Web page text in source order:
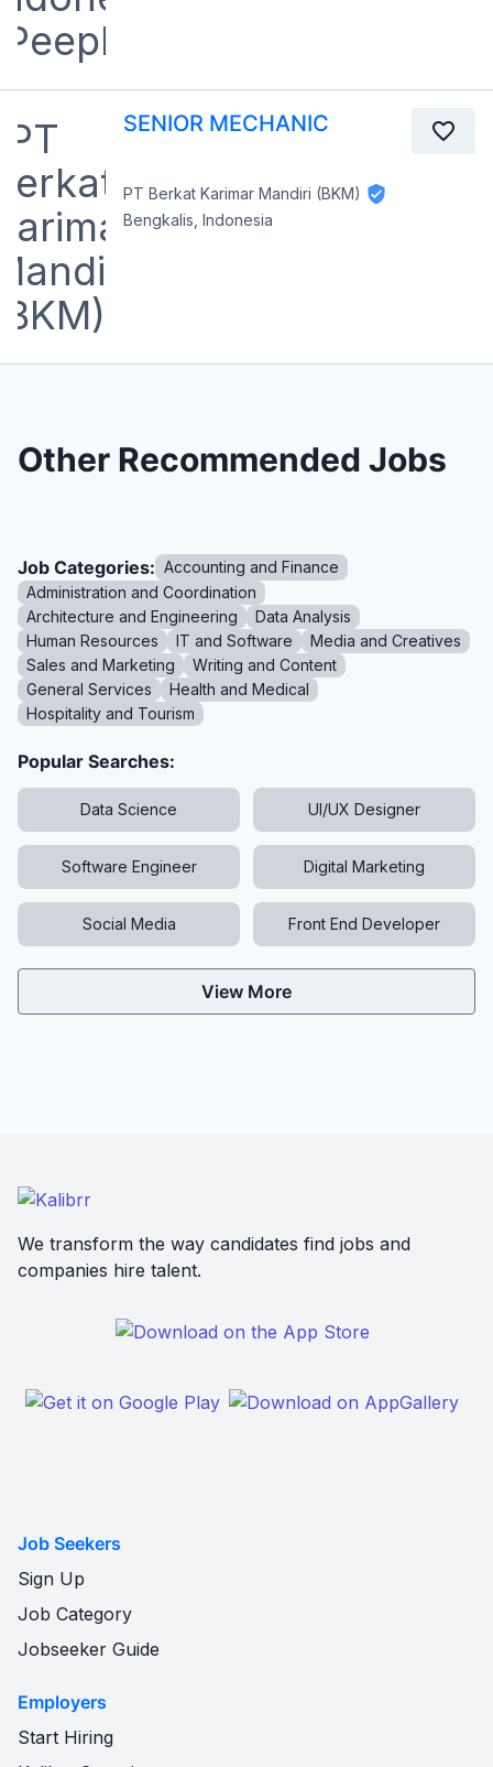
SENIOR MECHANIC
PT Berkat Karimar Mandiri (BKM)
Bengkalis, Indonesia
Other Recommended Jobs
Job Categories: Accounting and Finance
Administration and Coordination
Architecture and Engineering
Data Analysis
Human Resources
IT and Software
Media and Creatives
Sales and Marketing
Writing and Content
General Services
Health and Medical
Hospitality and Tourism
Popular Searches:
Data Science UI/UX Designer
Software Engineer Digital Marketing
Social Media Front End Developer
View More
We transform the way candidates find jobs and
companies hire talent.
Job Seekers
Sign Up
Job Category
Jobseeker Guide
Employers
Start Hiring